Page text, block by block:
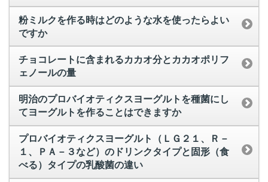
粉ミルクを作る時はどのような水を使ったらよい
ですか
チョコレートに含まれるカカオ分とカカオポリフ
ェノールの量
明治のプロバイオティクスヨーグルトを種菌にし
てヨーグルトを作ることはできますか
プロバイオティクスヨーグルト（ＬＧ２１、Ｒ－
１、ＰＡ－３など）のドリンクタイプと固形（食
べる）タイプの乳酸菌の違い